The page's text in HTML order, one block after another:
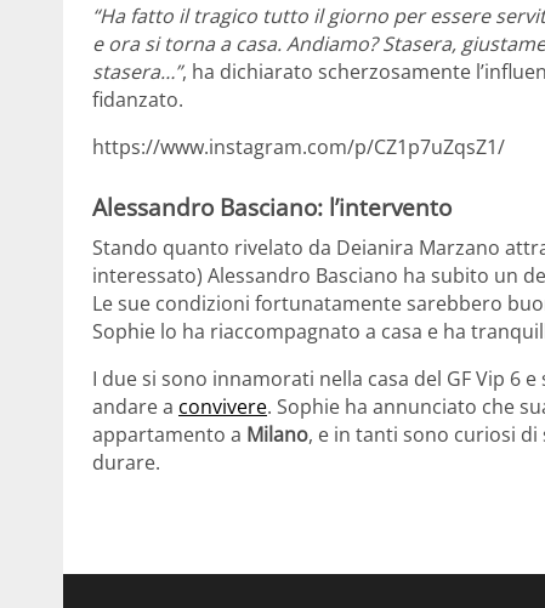
“Ha fatto il tragico tutto il giorno per essere
e ora si torna a casa. Andiamo? Stasera,
stasera…”, ha dichiarato scherzosamente
fidanzato.
https://www.instagram.com/p/CZ1p7uZqsZ1/
Alessandro Basciano: l’intervento
Stando quanto rivelato da Deianira Marzano
interessato) Alessandro Basciano ha subito un
Le sue condizioni fortunatamente sarebbero
Sophie lo ha riaccompagnato a casa e ha
I due si sono innamorati nella casa del GF Vip 6
andare a convivere. Sophie ha annunciato che
appartamento a Milano, e in tanti sono curiosi di
durare.